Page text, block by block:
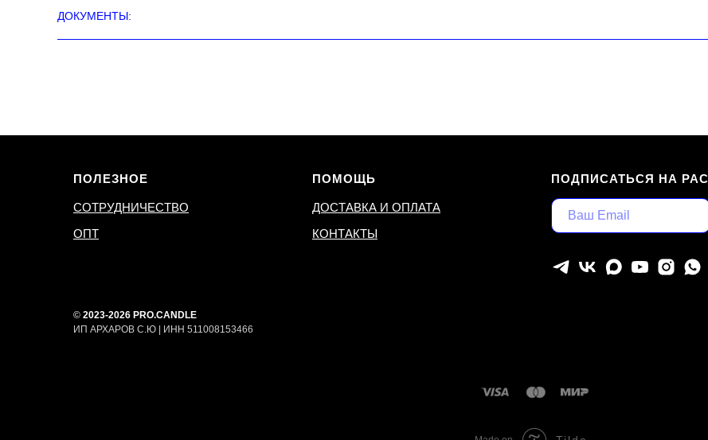
ДОКУМЕНТЫ:
ПОЛЕЗНОЕ
СОТРУДНИЧЕСТВО
ОПТ
ПОМОЩЬ
ДОСТАВКА И ОПЛАТА
КОНТАКТЫ
ПОДПИСАТЬСЯ НА
© 2023-2026 PRO.CANDLE
ИП АРХАРОВ С.Ю | ИНН 511008153466